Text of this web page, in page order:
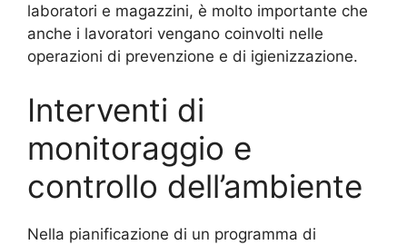
laboratori e magazzini, è molto importante che
anche i lavoratori vengano coinvolti nelle
operazioni di prevenzione e di igienizzazione.
Interventi di
monitoraggio e
controllo dell’ambiente
Nella pianificazione di un programma di